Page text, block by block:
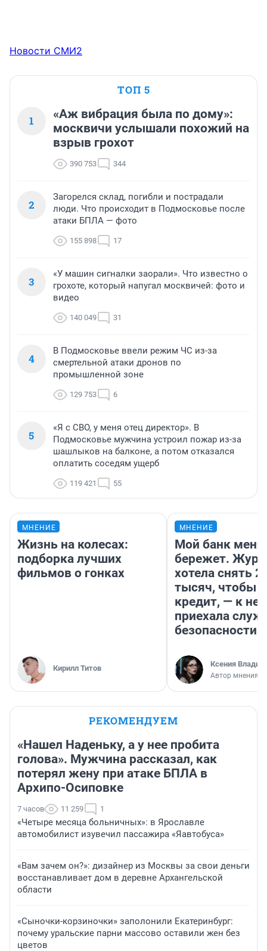
Новости СМИ2
ТОП 5
1
«Аж вибрация была по дому»:
москвичи услышали похожий на
взрыв грохот
390 753 344
2
Загорелся склад, погибли и пострадали
люди. Что происходит в Подмосковье после
атаки БПЛА — фото
155 898 17
3
«У машин сигналки заорали». Что известно о
грохоте, который напугал москвичей: фото и
видео
140 049 31
4
В Подмосковье ввели режим ЧС из-за
смертельной атаки дронов по
промышленной зоне
129 753 6
5
«Я с СВО, у меня отец директор». В
Подмосковье мужчина устроил пожар из-за
шашлыков на балконе, а потом отказался
оплатить соседям ущерб
119 421 55
МНЕНИЕ
Жизнь на колесах:
подборка лучших
фильмов о гонках
Кирилл Титов
МНЕНИЕ
Мой банк меня
бережет.
хотела снять
тысяч, чтобы
кредит, — к
приехала
безопасности
Ксения
Автор мнения
РЕКОМЕНДУЕМ
«Нашел Наденьку, а у нее пробита
голова». Мужчина рассказал, как
потерял жену при атаке БПЛА в
Архипо-Осиповке
7 часов 11 259 1
«Четыре месяца больничных»: в Ярославле
автомобилист изувечил пассажира «Яавтобуса»
«Вам зачем он?»: дизайнер из Москвы за свои деньги
восстанавливает дом в деревне Архангельской
области
«Сыночки-корзиночки» заполонили Екатеринбург:
почему уральские парни массово оставили жен без
цветов